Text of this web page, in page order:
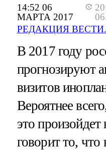
14:52 06
МАРТА 2017
РЕДАКЦИЯ
В 2017 году
прогнозируют
визитов
Вероятнее
это
говорит то, что